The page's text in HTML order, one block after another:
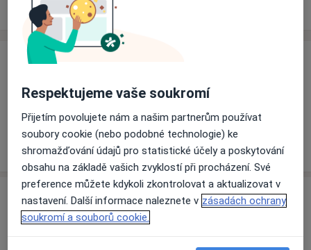
Ceník Adresy
Ceník
Informace o službách a cenách nejsou k dispozici
svých službách.
Adresa
787 52
Respektujeme vaše soukromí
Přijetím povolujete nám a našim partnerům používat
soubory cookie (nebo podobné technologie) ke
shromažďování údajů pro statistické účely a poskytování
obsahu na základě vašich zvyklostí při procházení. Své
preference můžete kdykoli zkontrolovat a aktualizovat v
nastavení. Další informace naleznete v zásadách ochrany
soukromí a souborů cookie.